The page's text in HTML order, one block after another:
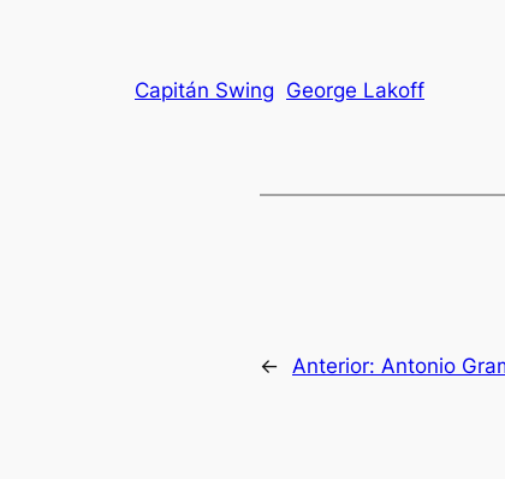
Capitán Swing George Lakoff
← Anterior: Antonio